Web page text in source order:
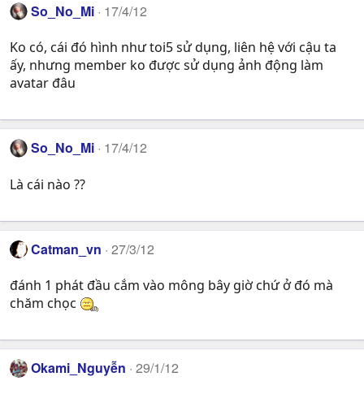
So_No_Mi 17/4/12
Ko có, cái đó hình như toi5 sử dụng, liên hệ với cậu ta
ấy, nhưng member ko được sử dụng ảnh động làm
avatar đâu
So_No_Mi 17/4/12
Là cái nào ??
Catman_vn 27/3/12
đánh 1 phát đầu cắm vào mông bây giờ chứ ở đó mà
chăm chọc
Okami_Nguyễn 29/1/12